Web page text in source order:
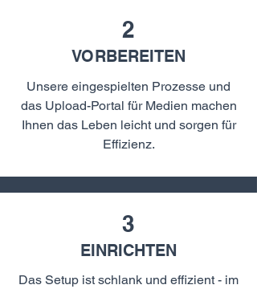
2
VORBEREITEN
Unsere eingespielten Prozesse und
das Upload-Portal für Medien machen
Ihnen das Leben leicht und sorgen für
Effizienz.
3
EINRICHTEN
Das Setup ist schlank und effizient - im